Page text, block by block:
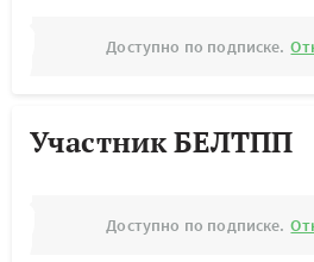
Доступно по подписке.
Участник БЕЛТПП
Доступно по подписке.